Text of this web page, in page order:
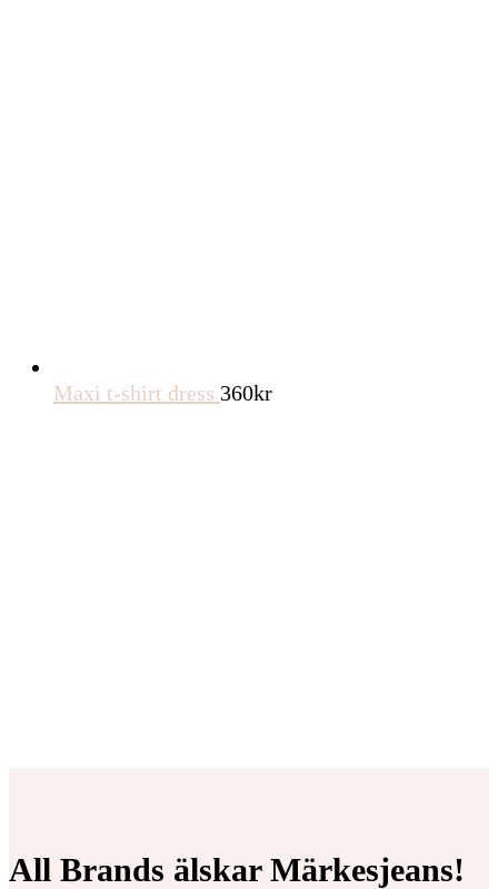
Maxi t-shirt dress 360kr
All Brands älskar Märkesjeans!